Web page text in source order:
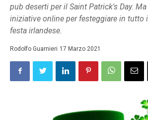
pub deserti per il Saint Patrick's Day.
iniziative online per festeggiare in tutto
festa irlandese.
Rodolfo Guarnieri 17 Marzo 2021